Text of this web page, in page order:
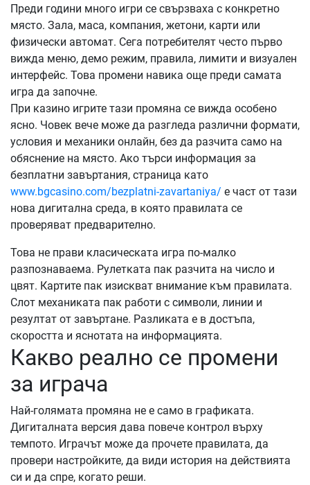
Преди години много игри се свързваха с конкретно
място. Зала, маса, компания, жетони, карти или
физически автомат. Сега потребителят често първо
вижда меню, демо режим, правила, лимити и визуален
интерфейс. Това промени навика още преди самата
игра да започне.
При казино игрите тази промяна се вижда особено
ясно. Човек вече може да разгледа различни формати,
условия и механики онлайн, без да разчита само на
обяснение на място. Ако търси информация за
безплатни завъртания, страница като
www.bgcasino.com/bezplatni-zavartaniya/ е част от тази
нова дигитална среда, в която правилата се
проверяват предварително.
Това не прави класическата игра по-малко
разпознаваема. Рулетката пак разчита на число и
цвят. Картите пак изискват внимание към правилата.
Слот механиката пак работи с символи, линии и
резултат от завъртане. Разликата е в достъпа,
скоростта и яснотата на информацията.
Какво реално се промени
за играча
Най-голямата промяна не е само в графиката.
Дигиталната версия дава повече контрол върху
темпото. Играчът може да прочете правилата, да
провери настройките, да види история на действията
си и да спре, когато реши.